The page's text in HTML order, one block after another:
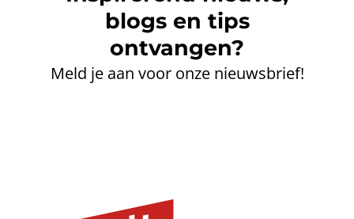
blogs en tips
ontvangen?
Meld je aan voor onze nieuwsbrief!